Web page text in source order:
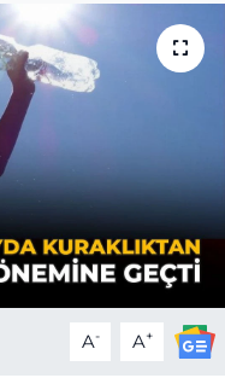
A- A+